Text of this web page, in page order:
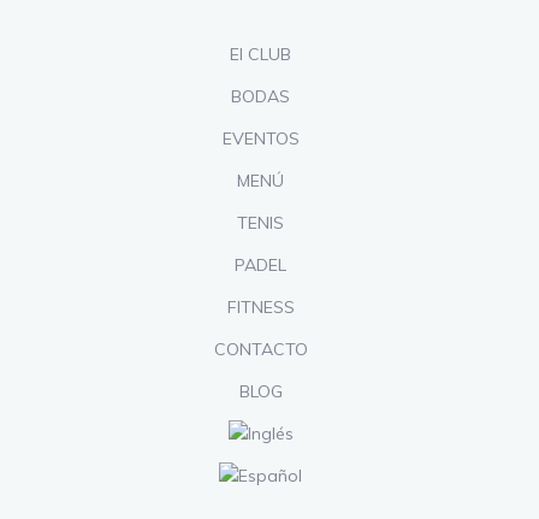
El CLUB
BODAS
EVENTOS
MENÚ
TENIS
PADEL
FITNESS
CONTACTO
BLOG